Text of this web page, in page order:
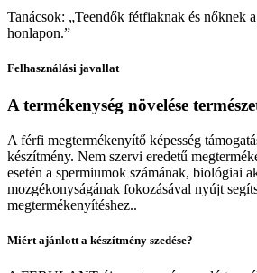
Tanácsok: „Teendők fétfiaknak és nőknek a
honlapon.”
Felhasználási javallat
A termékenység növelése
A férfi megtermékenyítő képesség
készítmény. Nem szervi eredetű
esetén a spermiumok számának, biológiai
mozgékonyságának fokozásával nyújt
megtermékenyítéshez..
Miért ajánlott a készítmény szedése?